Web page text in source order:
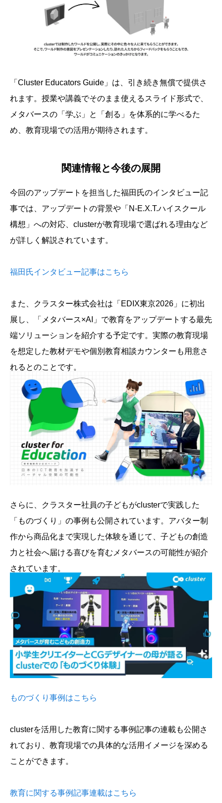
「Cluster Educators Guide」は、引き続き無償で提供さ
れます。授業や講義でそのまま使えるスライド形式で、
メタバースの「学ぶ」と「創る」を体系的に学べるた
め、教育現場での活用が期待されます。
関連情報と今後の展開
今回のアップデートを担当した福田氏のインタビュー記
事では、アップデートの背景や「N-E.X.T.ハイスクール
構想」への対応、clusterが教育現場で選ばれる理由など
が詳しく解説されています。
福田氏インタビュー記事はこちら
また、クラスター株式会社は「EDIX東京2026」に初出
展し、「メタバース×AI」で教育をアップデートする最先
端ソリューションを紹介する予定です。実際の教育現場
を想定した教材デモや個別教育相談カウンターも用意さ
れるとのことです。
さらに、クラスター社員の子どもがclusterで実践した
「ものづくり」の事例も公開されています。アバター制
作から商品化まで実現した体験を通じて、子どもの創造
力と社会へ届ける喜びを育むメタバースの可能性が紹介
されています。
ものづくり事例はこちら
clusterを活用した教育に関する事例記事の連載も公開さ
れており、教育現場での具体的な活用イメージを深める
ことができます。
教育に関する事例記事連載はこちら